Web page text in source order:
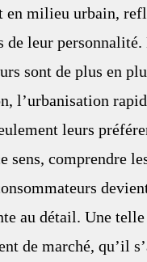
milieu urbain,
leur personnalité.
sont de plus en
l’urbanisation
leurs
sens, comprendre
au détail. Une
de marché, qu’il